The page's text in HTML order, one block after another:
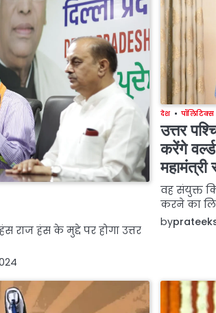
राज हंस के मुद्दे पर होगा उत्तर
देश पॉलिटिक्स
उत्तर
करेंगे
महामंत्री
वह संयुक्त
करने का
by